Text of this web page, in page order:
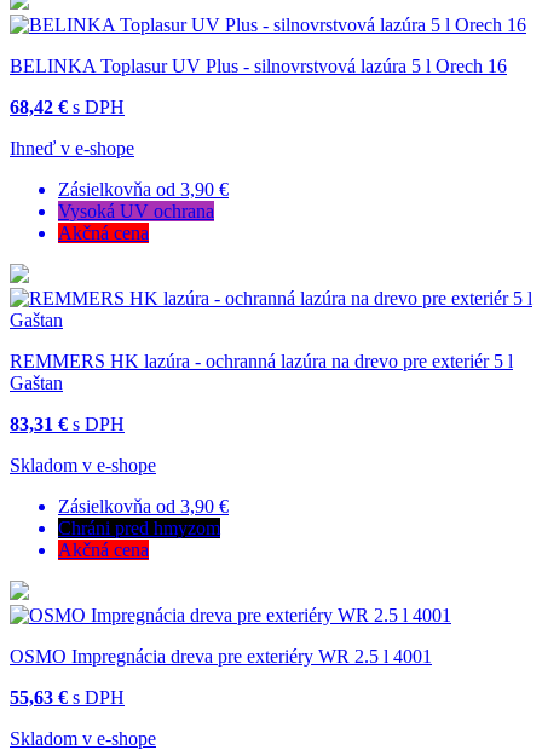
BELINKA Toplasur UV Plus - silnovrstvová lazúra 5 l Orech 16
68,42 € s DPH
Ihneď v e-shope
Zásielkovňa od 3,90 €
Vysoká UV ochrana
Akčná cena
REMMERS HK lazúra - ochranná lazúra na drevo pre exteriér 5 l
Gaštan
83,31 € s DPH
Skladom v e-shope
Zásielkovňa od 3,90 €
Chráni pred hmyzom
Akčná cena
OSMO Impregnácia dreva pre exteriéry WR 2.5 l 4001
55,63 € s DPH
Skladom v e-shope